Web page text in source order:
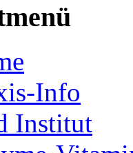
Info
Institut